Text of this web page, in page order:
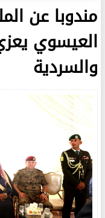
مندوبا عن
العيسوي
والسردية